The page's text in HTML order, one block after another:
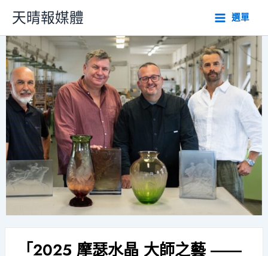
主
要
容
天晴報媒體 選單
「2025 摩瑟水晶 大師之藝 ――